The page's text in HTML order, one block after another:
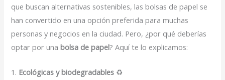
que buscan alternativas sostenibles, las bolsas de papel se
han convertido en una opción preferida para muchas
personas y negocios en la ciudad. Pero, ¿por qué deberías
optar por unabolsa de papel? Aquí te lo explicamos:
1. Ecológicas y biodegradables ♻️